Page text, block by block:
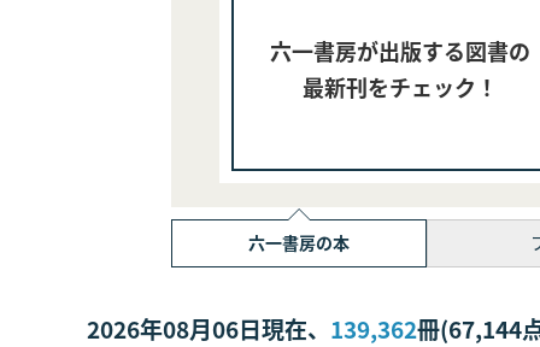
六一書房が出版する図書の
最新刊をチェック！
六一書房の本
2026年08月06日現在、 139,362冊(67,144